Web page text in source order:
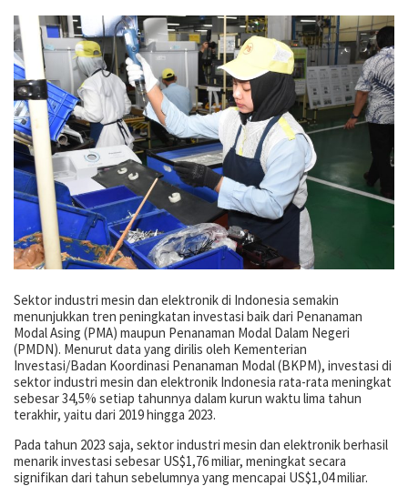
Sektor industri mesin dan elektronik di Indonesia semakin
menunjukkan tren peningkatan investasi baik dari Penanaman
Modal Asing (PMA) maupun Penanaman Modal Dalam Negeri
(PMDN). Menurut data yang dirilis oleh Kementerian
Investasi/Badan Koordinasi Penanaman Modal (BKPM), investasi di
sektor industri mesin dan elektronik Indonesia rata-rata meningkat
sebesar 34,5% setiap tahunnya dalam kurun waktu lima tahun
terakhir, yaitu dari 2019 hingga 2023.
Pada tahun 2023 saja, sektor industri mesin dan elektronik berhasil
menarik investasi sebesar US$1,76 miliar, meningkat secara
signifikan dari tahun sebelumnya yang mencapai US$1,04 miliar.